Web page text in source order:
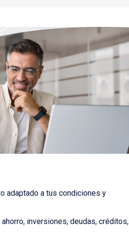
adaptado a tus condiciones y
inversiones, deudas, créditos,